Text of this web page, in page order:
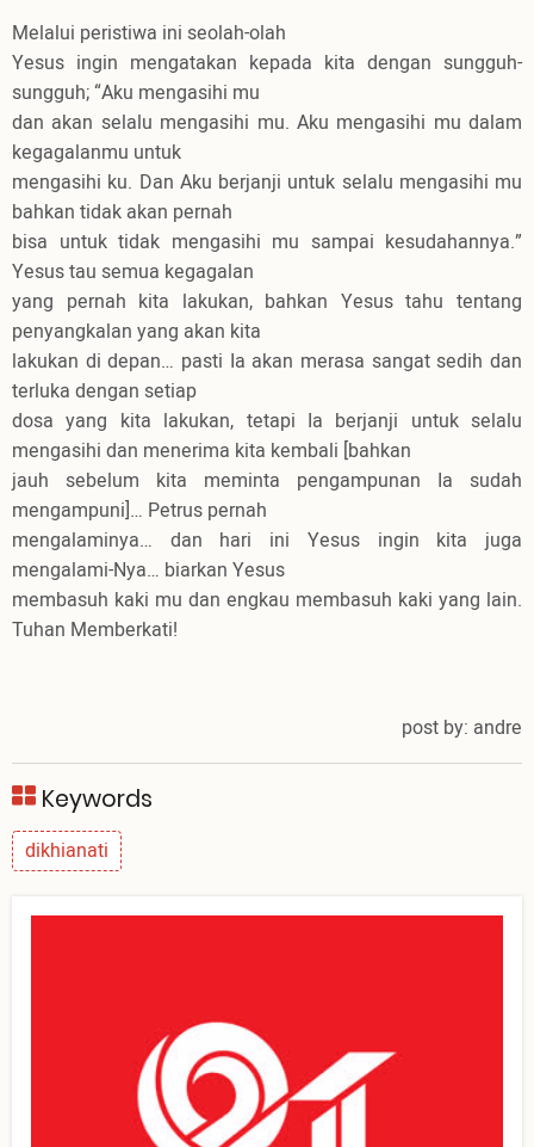
Melalui peristiwa ini seolah-olah
Yesus ingin mengatakan kepada kita dengan sungguh-
sungguh; “Aku mengasihi mu
dan akan selalu mengasihi mu. Aku mengasihi mu dalam
kegagalanmu untuk
mengasihi ku. Dan Aku berjanji untuk selalu mengasihi mu
bahkan tidak akan pernah
bisa untuk tidak mengasihi mu sampai kesudahannya.”
Yesus tau semua kegagalan
yang pernah kita lakukan, bahkan Yesus tahu tentang
penyangkalan yang akan kita
lakukan di depan… pasti Ia akan merasa sangat sedih dan
terluka dengan setiap
dosa yang kita lakukan, tetapi Ia berjanji untuk selalu
mengasihi dan menerima kita kembali [bahkan
jauh sebelum kita meminta pengampunan Ia sudah
mengampuni]… Petrus pernah
mengalaminya… dan hari ini Yesus ingin kita juga
mengalami-Nya… biarkan Yesus
membasuh kaki mu dan engkau membasuh kaki yang lain.
Tuhan Memberkati!
post by: andre
Keywords
dikhianati